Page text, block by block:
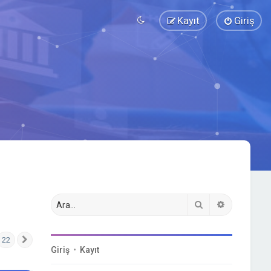
Giriş
Kayıt
22
Ara
Giriş • Kayıt